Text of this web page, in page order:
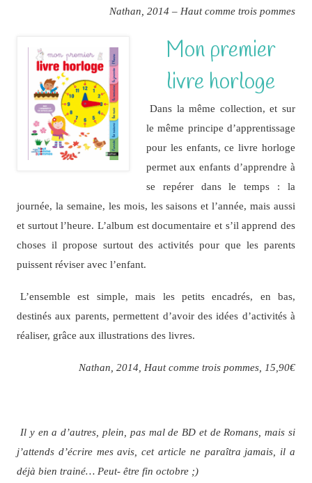
Nathan, 2014 – Haut comme trois pommes
Mon premier
livre horloge
Dans la même collection, et sur
le même principe d’apprentissage
pour les enfants, ce livre horloge
permet aux enfants d’apprendre à
se repérer dans le temps : la
journée, la semaine, les mois, les saisons et l’année, mais aussi
et surtout l’heure. L’album est documentaire et s’il apprend des
choses il propose surtout des activités pour que les parents
puissent réviser avec l’enfant.
L’ensemble est simple, mais les petits encadrés, en bas,
destinés aux parents, permettent d’avoir des idées d’activités à
réaliser, grâce aux illustrations des livres.
Nathan, 2014, Haut comme trois pommes, 15,90€
Il y en a d’autres, plein, pas mal de BD et de Romans, mais si
j’attends d’écrire mes avis, cet article ne paraîtra jamais, il a
déjà bien trainé… Peut- être fin octobre ;)